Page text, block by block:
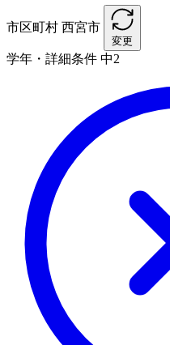
市区町村 西宮市
変更
学年・詳細条件 中2